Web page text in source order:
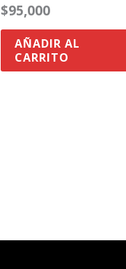
$95,000
AÑADIR AL
CARRITO